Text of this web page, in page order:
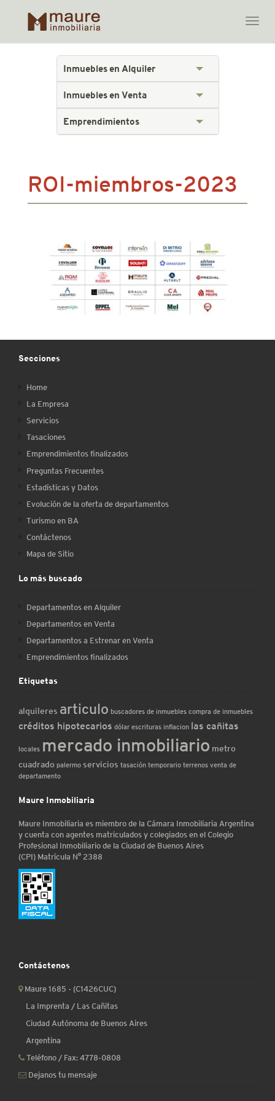
Toggle
Inmuebles en Alquiler
Inmuebles en Venta
Emprendimientos
ROI-miembros-2023
Secciones
Home
La Empresa
Servicios
Tasaciones
Emprendimientos finalizados
Preguntas Frecuentes
Estadísticas y Datos
Evolución de la oferta de departamentos
Turismo en BA
Contáctenos
Mapa de Sitio
Lo más buscado
Departamentos en Alquiler
Departamentos en Venta
Departamentos a Estrenar en Venta
Emprendimientos finalizados
Etiquetas
alquileres articulo buscadores de inmuebles compra de inmuebles
créditos hipotecarios dólar escrituras inflacion las cañitas
locales mercado inmobiliario metro
cuadrado palermo servicios tasación temporario terrenos venta de
departamento
Maure Inmobiliaria
Maure Inmobiliaria es miembro de la Cámara Inmobiliaria Argentina
y cuenta con agentes matriculados y colegiados en el Colegio
Profesional Inmobiliario de la Ciudad de Buenos Aires
(CPI) Matrícula N° 2388
Contáctenos
Maure 1685 - (C1426CUC)
La Imprenta / Las Cañitas
Ciudad Autónoma de Buenos Aires
Argentina
Teléfono / Fax:4778-0808
Dejanos tu mensaje